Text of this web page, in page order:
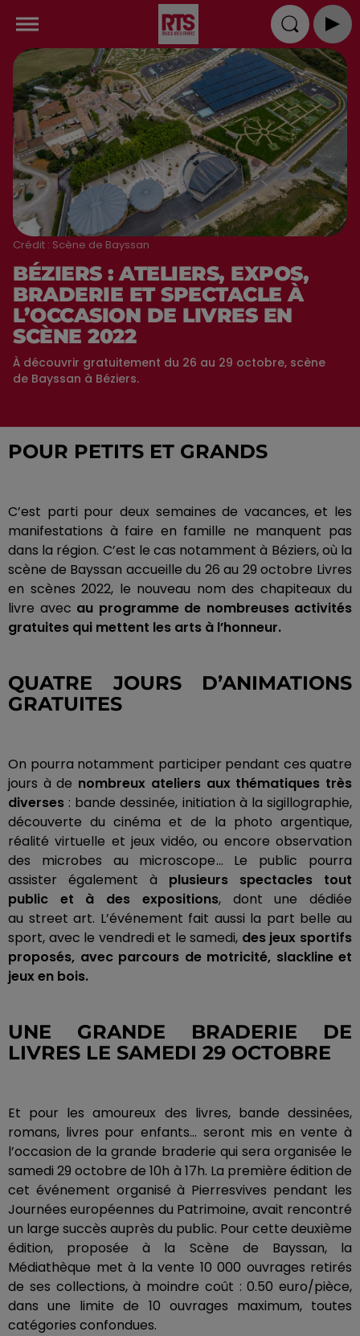
Crédit : Scène de Bayssan
BÉZIERS : ATELIERS, EXPOS,
BRADERIE ET SPECTACLE À
L’OCCASION DE LIVRES EN
SCÈNE 2022
À découvrir gratuitement du 26 au 29 octobre, scène
de Bayssan à Béziers.
POUR PETITS ET GRANDS
C’est parti pour deux semaines de vacances, et les
manifestations à faire en famille ne manquent pas
dans la région. C’est le cas notamment à Béziers, où la
scène de Bayssan accueille du 26 au 29 octobre Livres
en scènes 2022, le nouveau nom des chapiteaux du
livre avec au programme de nombreuses activités
gratuites qui mettent les arts à l’honneur.
QUATRE JOURS D’ANIMATIONS
GRATUITES
On pourra notamment participer pendant ces quatre
jours à de nombreux ateliers aux thématiques très
diverses : bande dessinée, initiation à la sigillographie,
découverte du cinéma et de la photo argentique,
réalité virtuelle et jeux vidéo, ou encore observation
des microbes au microscope… Le public pourra
assister également à plusieurs spectacles tout
public et à des expositions, dont une dédiée
au street art. L’événement fait aussi la part belle au
sport, avec le vendredi et le samedi, des jeux sportifs
proposés, avec parcours de motricité, slacklineet
jeux en bois.
UNE GRANDE BRADERIE DE
LIVRES LE SAMEDI 29 OCTOBRE
Et pour les amoureux des livres, bande dessinées,
romans, livres pour enfants… seront mis en vente à
l’occasion de la grande braderie qui sera organisée le
samedi 29 octobre de10h à 17h. La première édition de
cet événement organisé à Pierresvives pendant les
Journées européennes du Patrimoine, avait rencontré
un large succès auprès du public. Pour cette deuxième
édition, proposée à la Scène de Bayssan, la
Médiathèque met à la vente 10 000 ouvrages retirés
de ses collections, à moindre coût : 0.50 euro/pièce,
dans une limite de 10 ouvrages maximum, toutes
catégories confondues.